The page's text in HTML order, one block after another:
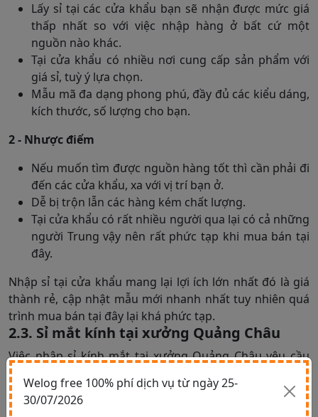
Lấy sỉ tại các cửa khẩu bạn sẽ nhận được mức giá
thấp nhất so với việc nhập hàng ở bất cứ một
nguồn nào khác.
Tại cửa khẩu có nhiều nơi cung cấp sản phẩm với
giá sỉ, tuỳ ý lựa chọn.
Mẫu mã đa dạng phong phú, đầy đủ các kiểu dáng,
kích thước, số lượng cho bạn.
2 - Nhược điểm
Nếu muốn tìm được nguồn hàng tốt thì cần phải đi
đến các cửa khẩu, xa với vị trí bạn ở.
Dễ bị trộn lẫn các hàng kém chất lượng.
Tại cửa khẩu có rất nhiều người qua lại có cả những
người Trung vậy nên rất phức tạp khi mua bán tại
đây.
Nhập sỉ tại cửa khẩu mang lại lợi ích lớn nhất đó là giá
thành rẻ, cập nhật mẫu mới nhanh nhất tuy nhiên quá
trình mua bán tại đây lại khá phức tạp.
2.3. Sỉ mắt kính tại xưởng Quảng Châu
Việc nhập sỉ kính mắt tại xưởng Quảng Châu yêu cầu
bạn cần sang trực tiếp xưởng để tham khảo và đánh giá
chất lượng. Tuy nhiên nếu bạn có quy mô kinh doanh
lớn thì có thể thực hiện cách này, còn nếu quy mô nhỏ
Welog free 100% phí dịch vụ từ ngày 25-
30/07/2026